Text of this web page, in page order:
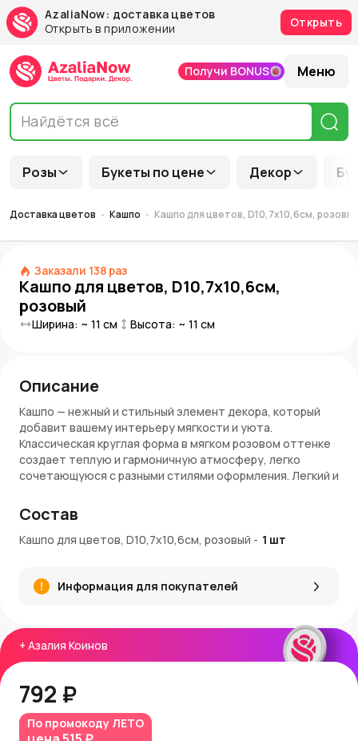
AzaliaNow: доставка цветов
Открыть в приложении
Открыть
Розы Букеты по цене Декор
Получи BONUS Меню
Доставка цветов Кашпо Кашпо для цветов, D10,7x10,6см,
Заказали 138 раз
Кашпо для цветов, D10,7x10,6см,
розовый
Ширина: ~ 11 см Высота: ~ 11 см
+ Азалия Коинов
792 ₽
По промокоду ЛЕТО
Описание
Кашпо — нежный и стильный элемент декора, который
добавит вашему интерьеру мягкости и уюта.
Классическая круглая форма в мягком розовом оттенке
создает теплую и гармоничную атмосферу, легко
сочетающуюся с разными стилями оформления. Легкий и
использования и устойчивость.
Идеально подходит для небольших растений,
сухоцветов и декоративных композиций.
Преимущества:
Компактный размер D10,7x10,6 см
Подходит для небольших растений и декоративных
композиций
Артикул: W9337
Состав
Кашпо для цветов, D10,7x10,6см, розовый - 1 шт
Информация для покупателей